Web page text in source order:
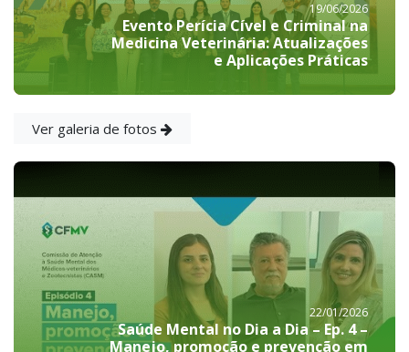
19/06/2026
Evento Perícia Cível e Criminal na
Medicina Veterinária: Atualizações
e Aplicações Práticas
Ver galeria de fotos
22/01/2026
Saúde Mental no Dia a Dia – Ep. 4 –
Manejo, promoção e prevenção em